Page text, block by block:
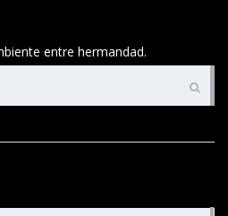
entre hermandad.